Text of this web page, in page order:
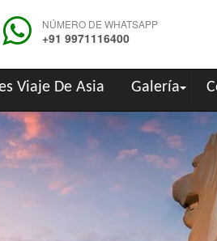
NÚMERO DE WHATSAPP
+91 9971116400
Viaje De Asia Galería